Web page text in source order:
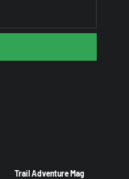
Trail Adventure Mag